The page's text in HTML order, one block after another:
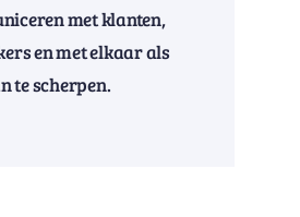
met klanten,
en met elkaar als
te scherpen.